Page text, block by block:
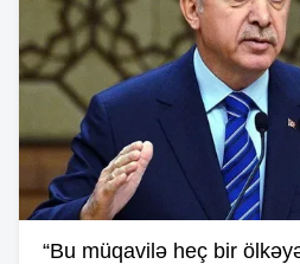
“Bu müqavilə heç bir